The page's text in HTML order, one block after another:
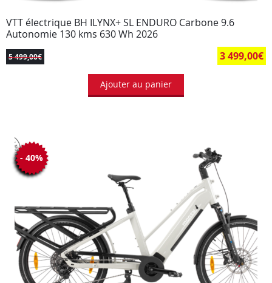
VTT électrique BH ILYNX+ SL ENDURO Carbone 9.6
Autonomie 130 kms 630 Wh 2026
5 499,00€ 3 499,00€
Ajouter au panier
- 40%